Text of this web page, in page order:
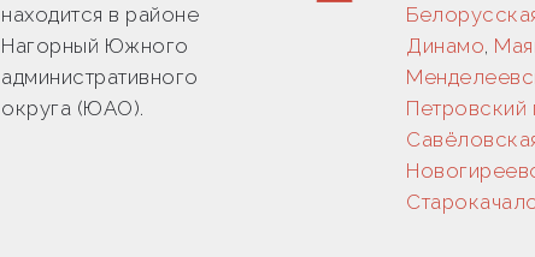
находится в районе
Нагорный Южного
административного
округа (ЮАО).
Динамо,
Петровский